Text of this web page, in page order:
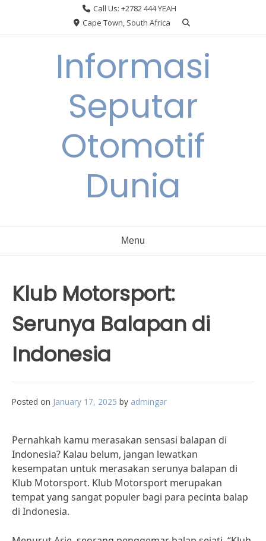
Call Us: +2782 444 YEAH
Cape Town, South Africa
Informasi
Seputar
Otomotif
Dunia
Menu
Klub Motorsport:
Serunya Balapan di
Indonesia
Posted on January 17, 2025 by admingar
Pernahkah kamu merasakan sensasi balapan di
Indonesia? Kalau belum, jangan lewatkan
kesempatan untuk merasakan serunya balapan di
Klub Motorsport. Klub Motorsport merupakan
tempat yang sangat populer bagi para pecinta balap
di Indonesia.